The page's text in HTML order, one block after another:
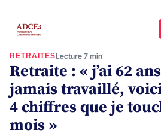
RETRAITESLecture 7 min
Retraite : « j’ai 62
jamais travaillé,
4 chiffres que je
mois »